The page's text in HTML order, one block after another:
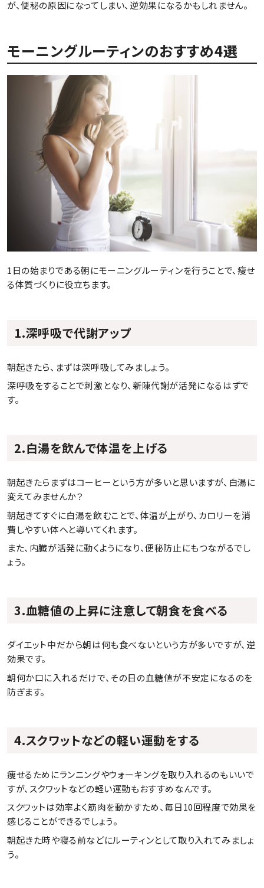
が、便秘の原因になってしまい、逆効果になるかもしれません。
モーニングルーティンのおすすめ4選
1日の始まりである朝にモーニングルーティンを行うことで、痩せ
る体質づくりに役立ちます。
1.深呼吸で代謝アップ
朝起きたら、まずは深呼吸してみましょう。
深呼吸をすることで刺激となり、新陳代謝が活発になるはずで
す。
2.白湯を飲んで体温を上げる
朝起きたらまずはコーヒーという方が多いと思いますが、白湯に
変えてみませんか？
朝起きてすぐに白湯を飲むことで、体温が上がり、カロリーを消
費しやすい体へと導いてくれます。
また、内臓が活発に動くようになり、便秘防止にもつながるでし
ょう。
3.血糖値の上昇に注意して朝食を食べる
ダイエット中だから朝は何も食べないという方が多いですが、逆
効果です。
朝何か口に入れるだけで、その日の血糖値が不安定になるのを
防ぎます。
4.スクワットなどの軽い運動をする
痩せるためにランニングやウォーキングを取り入れるのもいいで
すが、スクワットなどの軽い運動もおすすめなんです。
スクワットは効率よく筋肉を動かすため、毎日10回程度で効果を
感じることができるでしょう。
朝起きた時や寝る前などにルーティンとして取り入れてみましょ
う。